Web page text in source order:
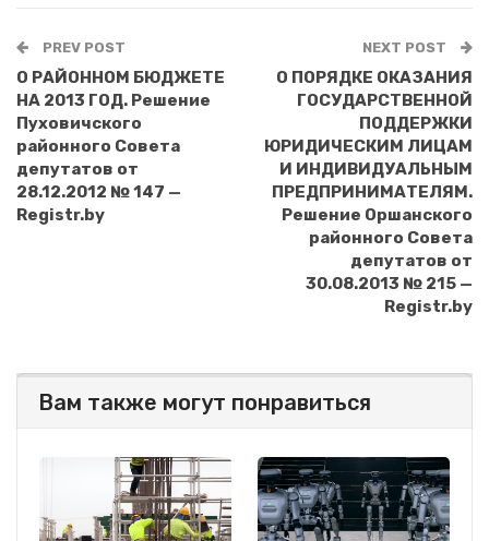
PREV POST
О РАЙОННОМ БЮДЖЕТЕ
НА 2013 ГОД. Решение
Пуховичского
районного Совета
депутатов от
28.12.2012 № 147 —
Registr.by
NEXT POST
О ПОРЯДКЕ ОКАЗАНИЯ
ГОСУДАРСТВЕННОЙ
ПОДДЕРЖКИ
ЮРИДИЧЕСКИМ ЛИЦАМ
И ИНДИВИДУАЛЬНЫМ
ПРЕДПРИНИМАТЕЛЯМ.
Решение Оршанского
районного Совета
депутатов от
30.08.2013 № 215 —
Registr.by
Вам также могут понравиться